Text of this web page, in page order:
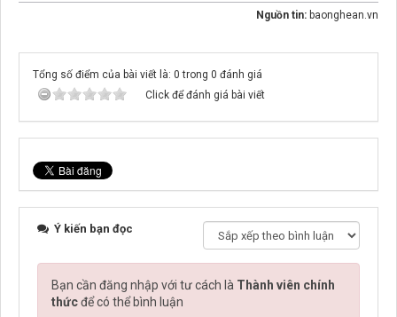
Nguồn tin: baonghean.vn
Tổng số điểm của bài viết là: 0 trong 0 đánh giá
Click để đánh giá bài viết
Ý kiến bạn đọc
Bạn cần đăng nhập với tư cách là Thành viên chính
thứcđể có thể bình luận